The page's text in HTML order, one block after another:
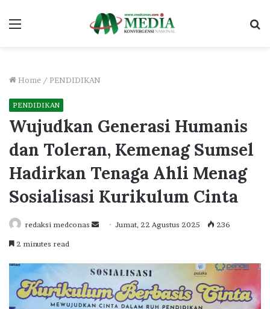
Menu
Home / PENDIDIKAN
PENDIDIKAN
Wujudkan Generasi Humanis
dan Toleran, Kemenag Sumsel
Hadirkan Tenaga Ahli Menag
Sosialisasi Kurikulum Cinta
redaksi medconas
Send Jumat, 22 Agustus 2025 236
2 minutes read